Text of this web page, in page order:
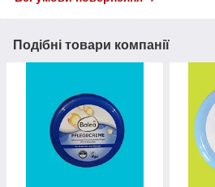
Подібні товари компанії